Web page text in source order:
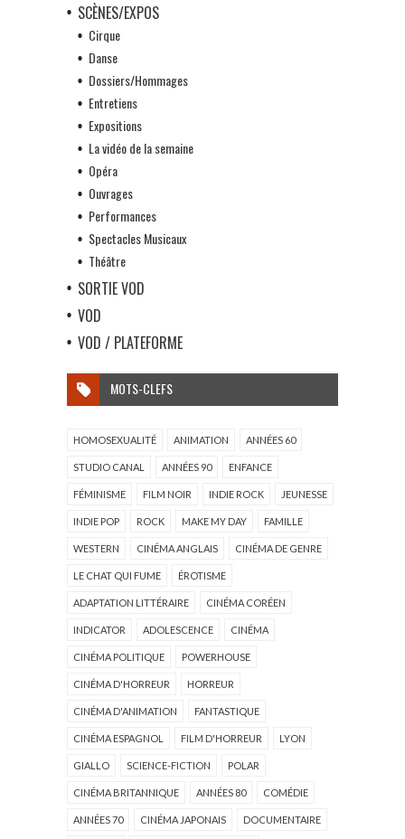
SCÈNES/EXPOS
Cirque
Danse
Dossiers/Hommages
Entretiens
Expositions
La vidéo de la semaine
Opéra
Ouvrages
Performances
Spectacles Musicaux
Théâtre
SORTIE VOD
VOD
VOD / PLATEFORME
MOTS-CLEFS
HOMOSEXUALITÉ ANIMATION ANNÉES 60
STUDIO CANAL ANNÉES 90 ENFANCE
FÉMINISME FILM NOIR INDIE ROCK JEUNESSE
INDIE POP ROCK MAKE MY DAY FAMILLE
WESTERN CINÉMA ANGLAIS CINÉMA DE GENRE
LE CHAT QUI FUME ÉROTISME
ADAPTATION LITTÉRAIRE CINÉMA CORÉEN
INDICATOR ADOLESCENCE CINÉMA
CINÉMA POLITIQUE POWERHOUSE
CINÉMA D'HORREUR HORREUR
CINÉMA D'ANIMATION FANTASTIQUE
CINÉMA ESPAGNOL FILM D'HORREUR LYON
GIALLO SCIENCE-FICTION POLAR
CINÉMA BRITANNIQUE ANNÉES 80 COMÉDIE
ANNÉES 70 CINÉMA JAPONAIS DOCUMENTAIRE